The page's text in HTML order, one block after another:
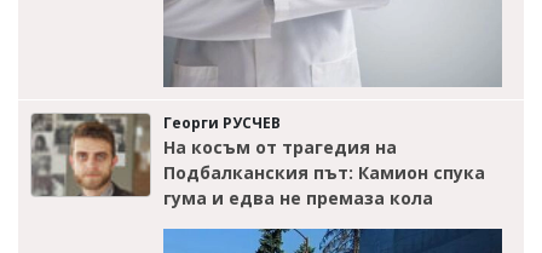
Георги РУСЧЕВ
На косъм от трагедия на
Подбалканския път: Камион спука
гума и едва не премаза кола